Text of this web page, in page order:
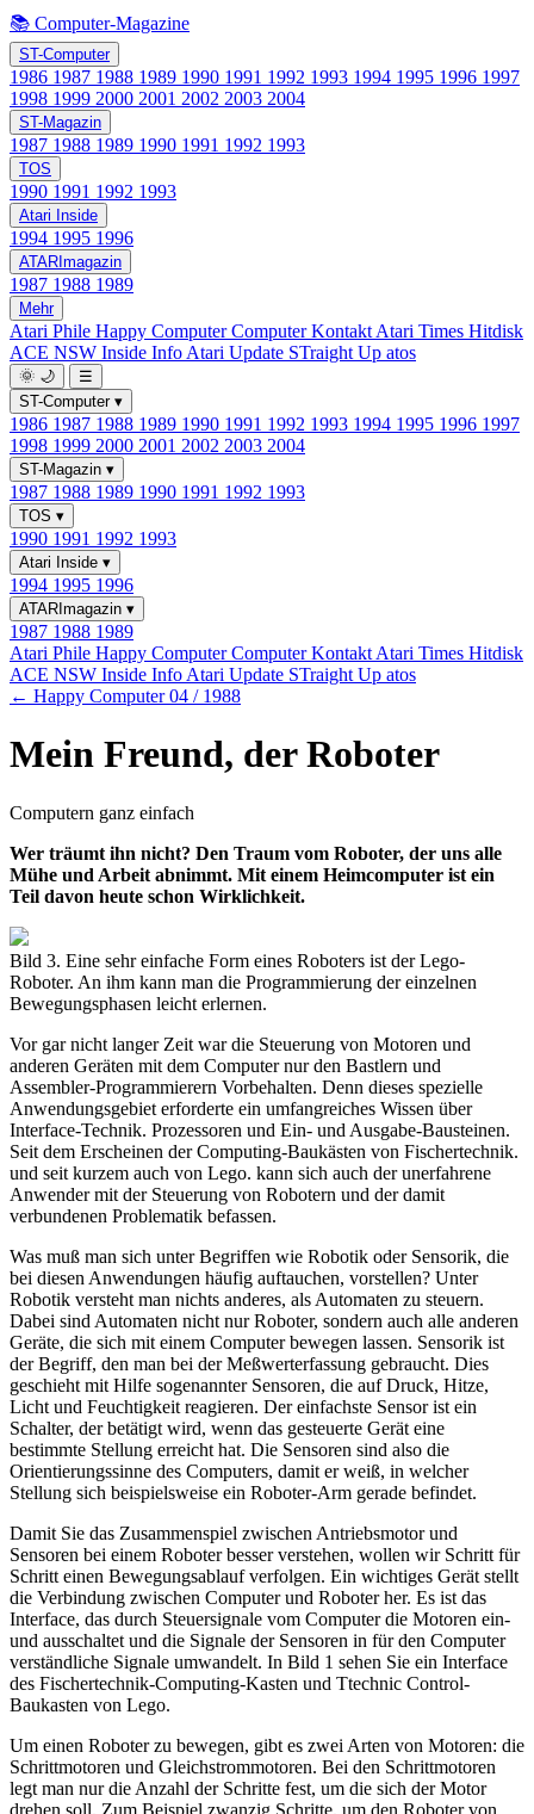
📚 Computer-Magazine
ST-Computer
1986 1987 1988 1989 1990 1991 1992 1993 1994 1995 1996 1997
1998 1999 2000 2001 2002 2003 2004
ST-Magazin
1987 1988 1989 1990 1991 1992 1993
TOS
1990 1991 1992 1993
Atari Inside
1994 1995 1996
ATARImagazin
1987 1988 1989
Mehr
Atari Phile Happy ComputerComputer Kontakt Atari Times Hitdisk
ACE NSW Inside Info Atari Update STraight Up atos
🌞 🌙
☰
ST-Computer ▾
1986 1987 1988 1989 1990 1991 1992 1993 1994 1995 1996 1997
1998 1999 2000 2001 2002 2003 2004
ST-Magazin ▾
1987 1988 1989 1990 1991 1992 1993
TOS ▾
1990 1991 1992 1993
Atari Inside ▾
1994 1995 1996
ATARImagazin ▾
1987 1988 1989
Atari Phile Happy ComputerComputer Kontakt Atari Times Hitdisk
ACE NSW Inside Info Atari Update STraight Up atos
← Happy Computer 04 / 1988
Mein Freund, der Roboter
Computern ganz einfach
Wer träumt ihn nicht? Den Traum vom Roboter, der uns alle
Mühe und Arbeit abnimmt. Mit einem Heimcomputer ist ein
Teil davon heute schon Wirklichkeit.
Bild 3. Eine sehr einfache Form eines Roboters ist der Lego-
Roboter. An ihm kann man die Programmierung der einzelnen
Bewegungsphasen leicht erlernen.
Vor gar nicht langer Zeit war die Steuerung von Motoren und
anderen Geräten mit dem Computer nur den Bastlern und
Assembler-Programmierern Vorbehalten. Denn dieses spezielle
Anwendungsgebiet erforderte ein umfangreiches Wissen über
Interface-Technik. Prozessoren und Ein- und Ausgabe-Bausteinen.
Seit dem Erscheinen der Computing-Baukästen von Fischertechnik.
und seit kurzem auch von Lego. kann sich auch der unerfahrene
Anwender mit der Steuerung von Robotern und der damit
verbundenen Problematik befassen.
Was muß man sich unter Begriffen wie Robotik oder Sensorik, die
bei diesen Anwendungen häufig auftauchen, vorstellen? Unter
Robotik versteht man nichts anderes, als Automaten zu steuern.
Dabei sind Automaten nicht nur Roboter, sondern auch alle anderen
Geräte, die sich mit einem Computer bewegen lassen. Sensorik ist
der Begriff, den man bei der Meßwerterfassung gebraucht. Dies
geschieht mit Hilfe sogenannter Sensoren, die auf Druck, Hitze,
Licht und Feuchtigkeit reagieren. Der einfachste Sensor ist ein
Schalter, der betätigt wird, wenn das gesteuerte Gerät eine
bestimmte Stellung erreicht hat. Die Sensoren sind also die
Orientierungssinne des Computers, damit er weiß, in welcher
Stellung sich beispielsweise ein Roboter-Arm gerade befindet.
Damit Sie das Zusammenspiel zwischen Antriebsmotor und
Sensoren bei einem Roboter besser verstehen, wollen wir Schritt für
Schritt einen Bewegungsablauf verfolgen. Ein wichtiges Gerät stellt
die Verbindung zwischen Computer und Roboter her. Es ist das
Interface, das durch Steuersignale vom Computer die Motoren ein-
und ausschaltet und die Signale der Sensoren in für den Computer
verständliche Signale umwandelt. In Bild 1 sehen Sie ein Interface
des Fischertechnik-Computing-Kasten und Ttechnic Control-
Baukasten von Lego.
Um einen Roboter zu bewegen, gibt es zwei Arten von Motoren: die
Schrittmotoren und Gleichstrommotoren. Bei den Schrittmotoren
legt man nur die Anzahl der Schritte fest, um die sich der Motor
drehen soll. Zum Beispiel zwanzig Schritte, um den Roboter von